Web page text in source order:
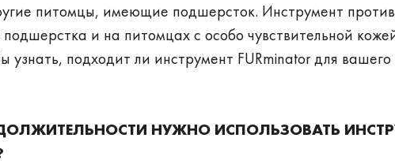
питомцы, имеющие подшерсток. Инструмент
и на питомцах с особо чувствительной
узнать, подходит ли инструмент FURminator для вашего
НУЖНО ИСПОЛЬЗОВАТЬ